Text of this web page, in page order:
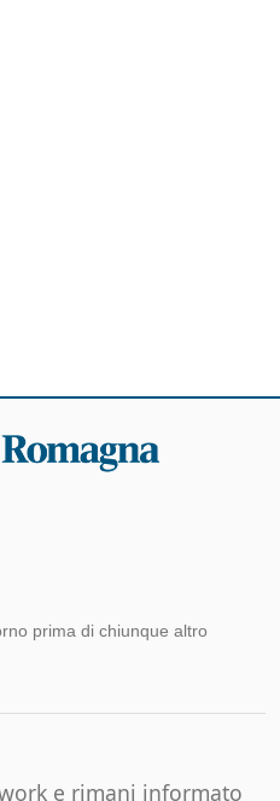
prima di chiunque altro
e rimani informato